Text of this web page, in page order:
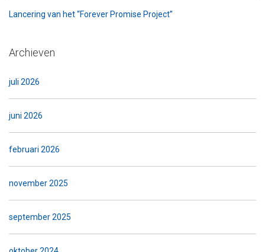
Lancering van het “Forever Promise Project”
Archieven
juli 2026
juni 2026
februari 2026
november 2025
september 2025